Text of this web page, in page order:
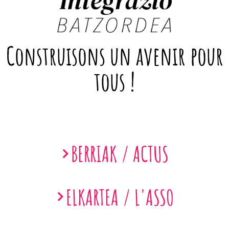
Construisons un avenir pour
tous !
BERRIAK / ACTUS
ELKARTEA / L'ASSO